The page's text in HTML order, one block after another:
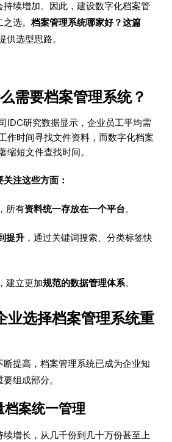
持续增加。因此，建设数字化档案管
之选。档案管理系统哪家好？这篇
供选型思路。
需要档案管理系统？
IDC研究数据显示，企业员工平均需
作时间寻找文件资料，而数字化档案
缩短文件查找时间。
注这些方面：
所有资料统一存放在一个平台。
提升 ，通过关键词搜索、分类标签快
建立更加规范的数据管理体系。
业选择档案管理系统重
断提高，档案管理系统已成为企业知
组成部分。
档案统一管理
增长，从几千份到几十万份甚至上